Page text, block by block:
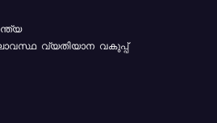
വ്യതിയാന വകുപ്പ്